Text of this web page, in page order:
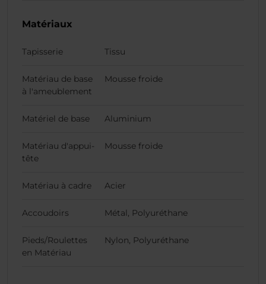
Matériaux
Tapisserie Tissu
Matériau de base
à l'ameublement
Mousse froide
Matériel de base Aluminium
Matériau d'appui-
tête
Mousse froide
Matériau à cadre Acier
Accoudoirs Métal, Polyuréthane
Pieds/Roulettes
en Matériau
Nylon, Polyuréthane